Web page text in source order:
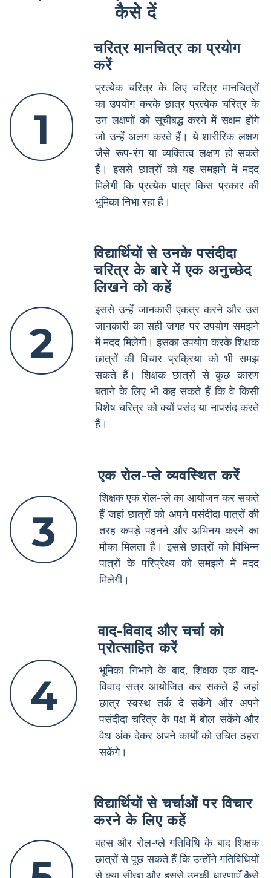
कैसे दें
1
चरित्र मानचित्र का प्रयोग
करें
प्रत्येक चरित्र के लिए चरित्र मानचित्रों
का उपयोग करके छात्र प्रत्येक चरित्र के
उन लक्षणों को सूचीबद्ध करने में सक्षम होंगे
जो उन्हें अलग करते हैं। ये शारीरिक लक्षण
जैसे रूप-रंग या व्यक्तित्व लक्षण हो सकते
हैं। इससे छात्रों को यह समझने में मदद
मिलेगी कि प्रत्येक पात्र किस प्रकार की
भूमिका निभा रहा है।
2
विद्यार्थियों से उनके पसंदीदा
चरित्र के बारे में एक अनुच्छेद
लिखने को कहें
इससे उन्हें जानकारी एकत्र करने और उस
जानकारी का सही जगह पर उपयोग समझने
में मदद मिलेगी। इसका उपयोग करके शिक्षक
छात्रों की विचार प्रक्रिया को भी समझ
सकते हैं। शिक्षक छात्रों से कुछ कारण
बताने के लिए भी कह सकते हैं कि वे किसी
विशेष चरित्र को क्यों पसंद या नापसंद करते
हैं।
3
एक रोल-प्ले व्यवस्थित करें
शिक्षक एक रोल-प्ले का आयोजन कर सकते
हैं जहां छात्रों को अपने पसंदीदा पात्रों की
तरह कपड़े पहनने और अभिनय करने का
मौका मिलता है। इससे छात्रों को विभिन्न
पात्रों के परिप्रेक्ष्य को समझने में मदद
मिलेगी।
4
वाद-विवाद और चर्चा को
प्रोत्साहित करें
भूमिका निभाने के बाद, शिक्षक एक वाद-
विवाद सत्र आयोजित कर सकते हैं जहां
छात्र स्वस्थ तर्क दे सकेंगे और अपने
पसंदीदा चरित्र के पक्ष में बोल सकेंगे और
वैध अंक देकर अपने कार्यों को उचित ठहरा
सकेंगे।
विद्यार्थियों से चर्चाओं पर विचार
करने के लिए कहें
बहस और रोल-प्ले गतिविधि के बाद शिक्षक
छात्रों से पूछ सकते हैं कि उन्होंने गतिविधियों